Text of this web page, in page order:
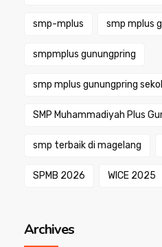
smp-mplus smp mplus
smpmplus gunungpring
smp mplus gunungpring
SMP Muhammadiyah Plus
smp terbaik di magelang
SPMB 2026 WICE 2025
Archives